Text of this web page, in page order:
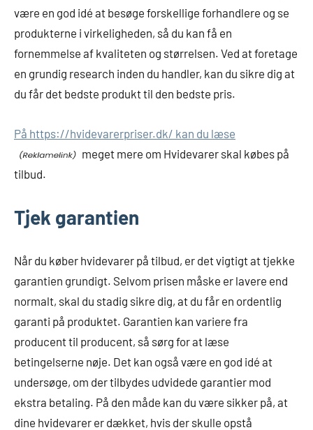
være en god idé at besøge forskellige forhandlere og se
produkterne i virkeligheden, så du kan få en
fornemmelse af kvaliteten og størrelsen. Ved at foretage
en grundig research inden du handler, kan du sikre dig at
du får det bedste produkt til den bedste pris.
På https://hvidevarerpriser.dk/ kan du læse
meget mere om Hvidevarer skal købes på
tilbud.
Tjek garantien
Når du køber hvidevarer på tilbud, er det vigtigt at tjekke
garantien grundigt. Selvom prisen måske er lavere end
normalt, skal du stadig sikre dig, at du får en ordentlig
garanti på produktet. Garantien kan variere fra
producent til producent, så sørg for at læse
betingelserne nøje. Det kan også være en god idé at
undersøge, om der tilbydes udvidede garantier mod
ekstra betaling. På den måde kan du være sikker på, at
dine hvidevarer er dækket, hvis der skulle opstå